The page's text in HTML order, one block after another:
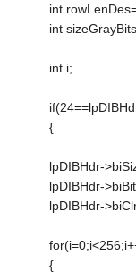
int
int
int i;
{
lpDIBHdr-
lpDIBHdr-
lpDIBHdr-
{